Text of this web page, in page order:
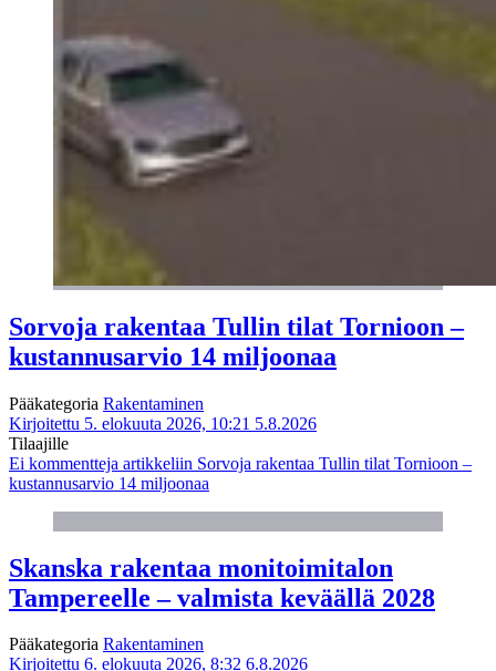
Sorvoja rakentaa Tullin tilat Tornioon –
kustannusarvio 14 miljoonaa
Pääkategoria Rakentaminen
Kirjoitettu 5. elokuuta 2026, 10:21 5.8.2026
Tilaajille
Ei kommentteja artikkeliin Sorvoja rakentaa Tullin tilat Tornioon –
kustannusarvio 14 miljoonaa
Skanska rakentaa monitoimitalon
Tampereelle – valmista keväällä 2028
Pääkategoria Rakentaminen
Kirjoitettu 6. elokuuta 2026, 8:32 6.8.2026